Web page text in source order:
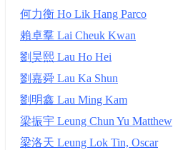
何力衡 Ho Lik Hang Parco
賴卓羣 Lai Cheuk Kwan
劉昊熙 Lau Ho Hei
劉嘉舜 Lau Ka Shun
劉明鑫 Lau Ming Kam
梁振宇 Leung Chun Yu Matthew
梁洛天 Leung Lok Tin, Oscar